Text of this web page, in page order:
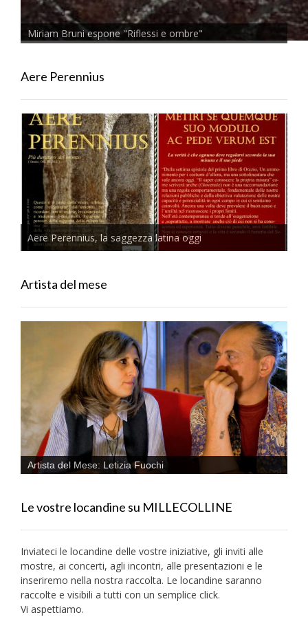
Miriam Bruni espone "Riflessi e ombre"
Aere Perennius
Aere Perennius, la saggezza latina oggi
Artista del mese
Artista del Mese: Letizia Fuochi
Le vostre locandine su MILLECOLLINE
Inviateci le locandine delle vostre iniziative, gli inviti alle
mostre, ai concerti, agli incontri, alle presentazioni e le
inseriremo nella nostra raccolta. Le locandine saranno
raccolte e visibili a tutti con un semplice click.
Vi aspettiamo.